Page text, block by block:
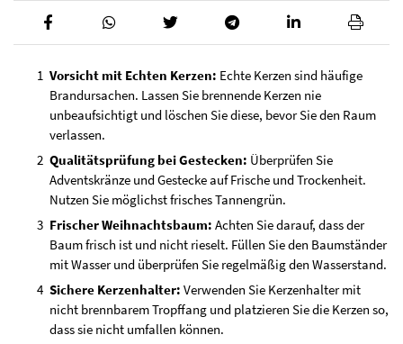
Vorsicht mit Echten Kerzen: Echte Kerzen sind häufige
Brandursachen. Lassen Sie brennende Kerzen nie
unbeaufsichtigt und löschen Sie diese, bevor Sie den Raum
verlassen.
Qualitätsprüfung bei Gestecken: Überprüfen Sie
Adventskränze und Gestecke auf Frische und Trockenheit.
Nutzen Sie möglichst frisches Tannengrün.
Frischer Weihnachtsbaum: Achten Sie darauf, dass der
Baum frisch ist und nicht rieselt. Füllen Sie den Baumständer
mit Wasser und überprüfen Sie regelmäßig den Wasserstand.
Sichere Kerzenhalter: Verwenden Sie Kerzenhalter mit
nicht brennbarem Tropffang und platzieren Sie die Kerzen so,
dass sie nicht umfallen können.